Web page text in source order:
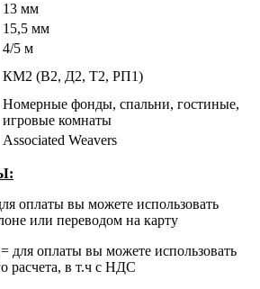
13 мм
15,5 мм
4/5 м
КМ2 (В2, Д2, Т2, РП1)
Номерные фонды, спальни, гостиные,
игровые комнаты
Associated Weavers
оплаты вы можете использовать
или переводом на карту
= для оплаты вы можете использовать
расчета, в т.ч с НДС